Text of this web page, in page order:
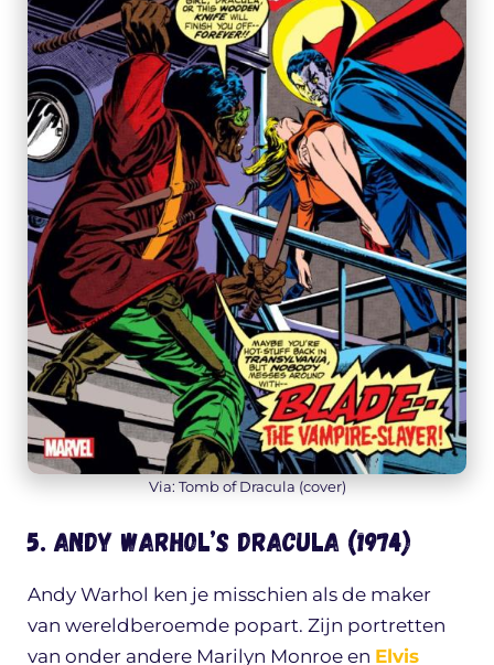
Via: Tomb of Dracula (cover)
5. Andy Warhol’s Dracula (1974)
Andy Warhol ken je misschien als de maker
van wereldberoemde popart. Zijn portretten
van onder andere Marilyn Monroe en Elvis